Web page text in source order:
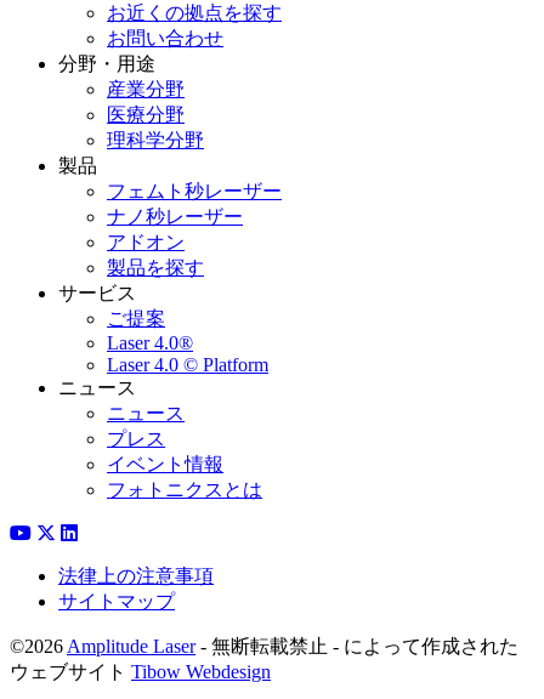
お近くの拠点を探す
お問い合わせ
分野・用途
産業分野
医療分野
理科学分野
製品
フェムト秒レーザー
ナノ秒レーザー
アドオン
製品を探す
サービス
ご提案
Laser 4.0®
Laser 4.0 © Platform
ニュース
ニュース
プレス
イベント情報
フォトニクスとは
法律上の注意事項
サイトマップ
©2026 Amplitude Laser- 無断転載禁止 - によって作成された
ウェブサイト Tibow Webdesign